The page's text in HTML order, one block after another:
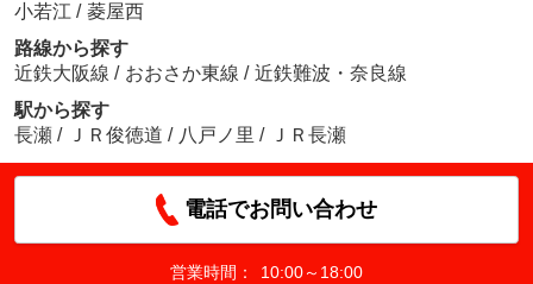
小若江 / 菱屋西
路線から探す
近鉄大阪線 / おおさか東線 / 近鉄難波・奈良線
駅から探す
長瀬 / ＪＲ俊徳道 / 八戸ノ里 / ＪＲ長瀬
電話でお問い合わせ
営業時間：
10:00～18:00